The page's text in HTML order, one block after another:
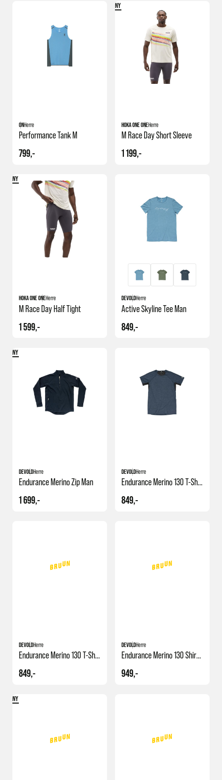
ONHerre
Performance Tank M
799,-
NY
HOKA ONE ONEHerre
M Race Day Short Sleeve
1 199,-
NY
HOKA ONE ONEHerre
M Race Day Half Tight
1 599,-
DEVOLDHerre
Active Skyline Tee Man
849,-
NY
DEVOLDHerre
Endurance Merino Zip Man
1 699,-
DEVOLDHerre
Endurance Merino 130 T-Shirt M
849,-
DEVOLDHerre
Endurance Merino 130 T-Shirt M
849,-
DEVOLDHerre
Endurance Merino 130 Shirt Man
949,-
NY